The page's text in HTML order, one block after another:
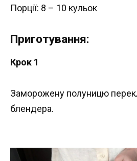
Порції: 8 – 10 кульок
Приготування:
Крок 1
Заморожену полуницю
блендера.